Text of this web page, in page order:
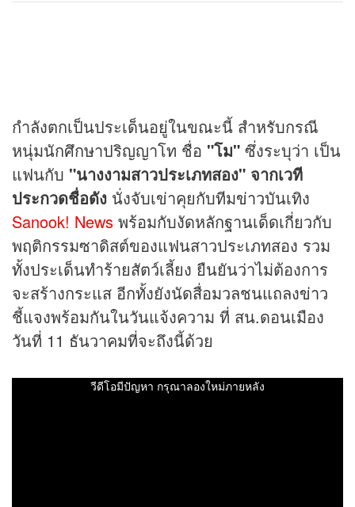
กำลังตกเป็นประเด็นอยู่ในขณะนี้ สำหรับกรณี
หนุ่มนักศึกษาปริญญาโท ชื่อ "โม" ซึ่งระบุว่า เป็น
แฟนกับ "นางงามสาวประเภทสอง" จากเวที
ประกวดชื่อดัง นั่งจับเข่าคุยกับทีมข่าวบันเทิง
Sanook! News พร้อมกับงัดหลักฐานเด็ดเกี่ยวกับ
พฤติกรรมซาดิสต์ของแฟนสาวประเภทสอง รวม
ทั้งประเด็นทำร้ายสัตว์เลี้ยง ยืนยันว่าไม่ต้องการ
จะสร้างกระแส อีกทั้งยังนัดสื่อมวลชนแถลงข่าว
ชี้แจงพร้อมกันในวันแจ้งความ ที่ สน.ดอนเมือง
วันที่ 11 ธันวาคมที่จะถึงนี้ด้วย